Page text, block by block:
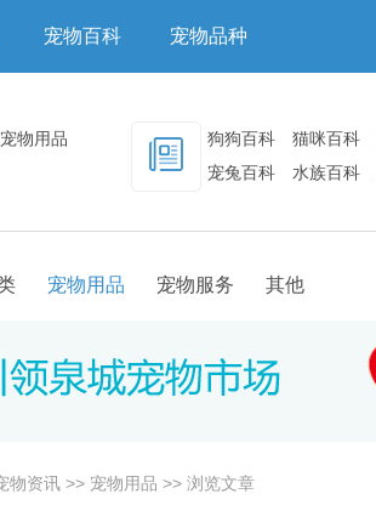
宠物百科 宠物品种
宠物用品
狗狗百科 猫咪百科
宠兔百科
水族百科
宠物用品 宠物服务 其他
物资讯 >> 宠物用品 >> 浏览文章